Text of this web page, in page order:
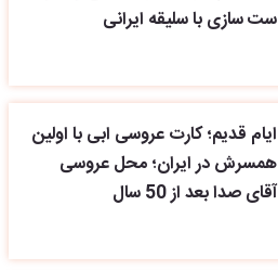
ست سازی با سلیقه ایرانی
ایام قدیم؛ کارت عروسی ابی با اولین
همسرش در ایران؛ محل عروسی
آقای صدا بعد از 50 سال